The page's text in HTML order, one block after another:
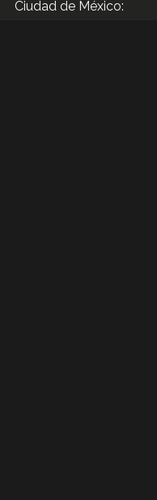
Ciudad de México: